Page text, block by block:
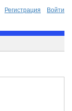
Регистрация Войти